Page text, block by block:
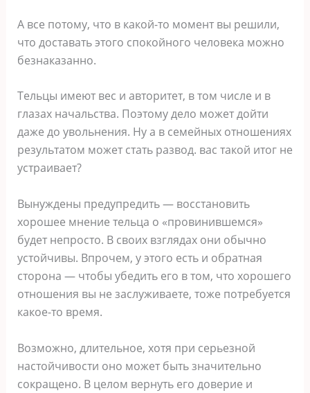
А все потому, что в какой-то момент вы решили,
что доставать этого спокойного человека можно
безнаказанно.
Тельцы имеют вес и авторитет, в том числе и в
глазах начальства. Поэтому дело может дойти
даже до увольнения. Ну а в семейных отношениях
результатом может стать развод. вас такой итог не
устраивает?
Вынуждены предупредить ― восстановить
хорошее мнение тельца о «провинившемся»
будет непросто. В своих взглядах они обычно
устойчивы. Впрочем, у этого есть и обратная
сторона ― чтобы убедить его в том, что хорошего
отношения вы не заслуживаете, тоже потребуется
какое-то время.
Возможно, длительное, хотя при серьезной
настойчивости оно может быть значительно
сокращено. В целом вернуть его доверие и